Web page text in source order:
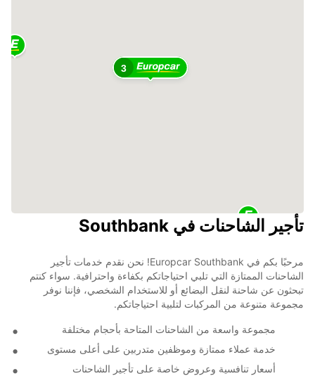
3
تأجير الشاحنات في Southbank
مرحبًا بكم في Europcar Southbank! نحن نقدم خدمات تأجير
الشاحنات الممتازة التي تلبي احتياجاتكم بكفاءة واحترافية. سواء كنتم
تبحثون عن شاحنة لنقل البضائع أو للاستخدام الشخصي، فإننا نوفر
مجموعة متنوعة من المركبات لتلبية احتياجاتكم.
مجموعة واسعة من الشاحنات المتاحة بأحجام مختلفة
خدمة عملاء ممتازة وموظفين متدربين على أعلى مستوى
أسعار تنافسية وعروض خاصة على تأجير الشاحنات